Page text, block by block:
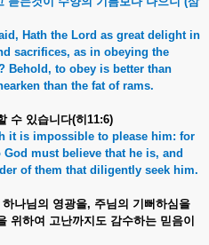
Hath the Lord as great delight in
sacrifices, as in obeying the
Behold, to obey is better than
than the fat of rams.
수 있습니다(히 11:6)
it is impossible to please him: for
God must believe that he is, and
of them that diligently seek him.
하나님의 영광을, 주님의 기뻐하심을
위하여 고난까지도 감수하는 믿음이